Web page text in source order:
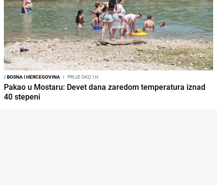
/BOSNA I HERCEGOVINA I PRIJE OKO 1H
Pakao u Mostaru: Devet dana zaredom temperatura iznad
40 stepeni